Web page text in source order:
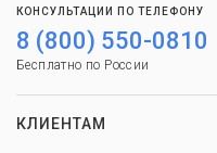
КОНСУЛЬТАЦИИ ПО ТЕЛЕФОНУ
8 (800) 550-0810
Бесплатно по России
КЛИЕНТАМ